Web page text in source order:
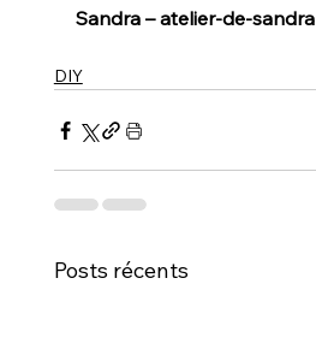
Sandra – atelier-de-sandra
DIY
Posts récents